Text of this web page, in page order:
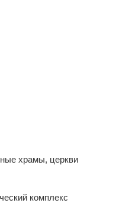
храмы, церкви
комплекс